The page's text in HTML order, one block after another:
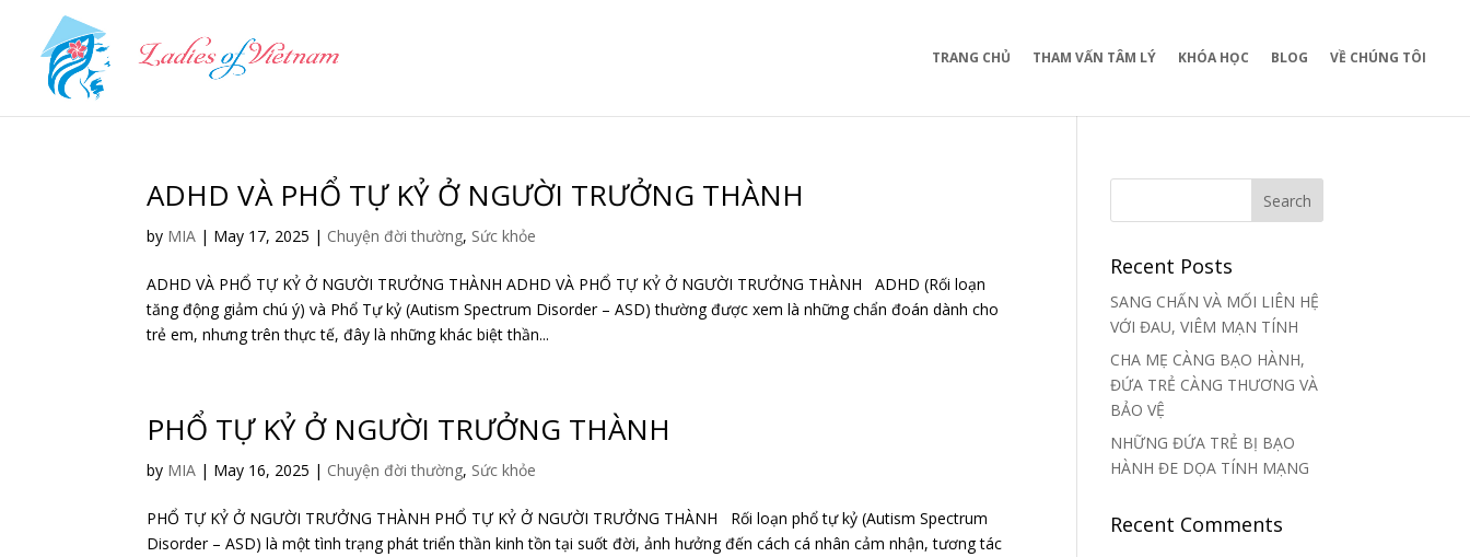
TRANG CHỦ THAM VẤN TÂM LÝ KHÓA HỌC BLOG VỀ CHÚNG TÔI
ADHD VÀ PHỔ TỰ KỶ Ở NGƯỜI TRƯỞNG THÀNH
by MIA | May 17, 2025 | Chuyện đời thường, Sức khỏe
ADHD VÀ PHỔ TỰ KỶ Ở NGƯỜI TRƯỞNG THÀNH ADHD VÀ PHỔ TỰ KỶ Ở NGƯỜI TRƯỞNG THÀNH ADHD (Rối loạn
tăng động giảm chú ý) và Phổ Tự kỷ (Autism Spectrum Disorder – ASD) thường được xem là những chẩn đoán dành cho
trẻ em, nhưng trên thực tế, đây là những khác biệt thần...
PHỔ TỰ KỶ Ở NGƯỜI TRƯỞNG THÀNH
by MIA | May 16, 2025 | Chuyện đời thường, Sức khỏe
PHỔ TỰ KỶ Ở NGƯỜI TRƯỞNG THÀNH PHỔ TỰ KỶ Ở NGƯỜI TRƯỞNG THÀNH Rối loạn phổ tự kỷ (Autism Spectrum
Disorder – ASD) là một tình trạng phát triển thần kinh tồn tại suốt đời, ảnh hưởng đến cách cá nhân cảm nhận, tương tác
Recent Posts
SANG CHẤN VÀ MỐI LIÊN HỆ
VỚI ĐAU, VIÊM MẠN TÍNH
CHA MẸ CÀNG BẠO HÀNH,
ĐỨA TRẺ CÀNG THƯƠNG VÀ
BẢO VỆ
NHỮNG ĐỨA TRẺ BỊ BẠO
HÀNH ĐE DỌA TÍNH MẠNG
Recent Comments